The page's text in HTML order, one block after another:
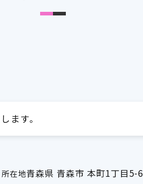
ます。
所在地青森県 青森市 本町1丁目5-6